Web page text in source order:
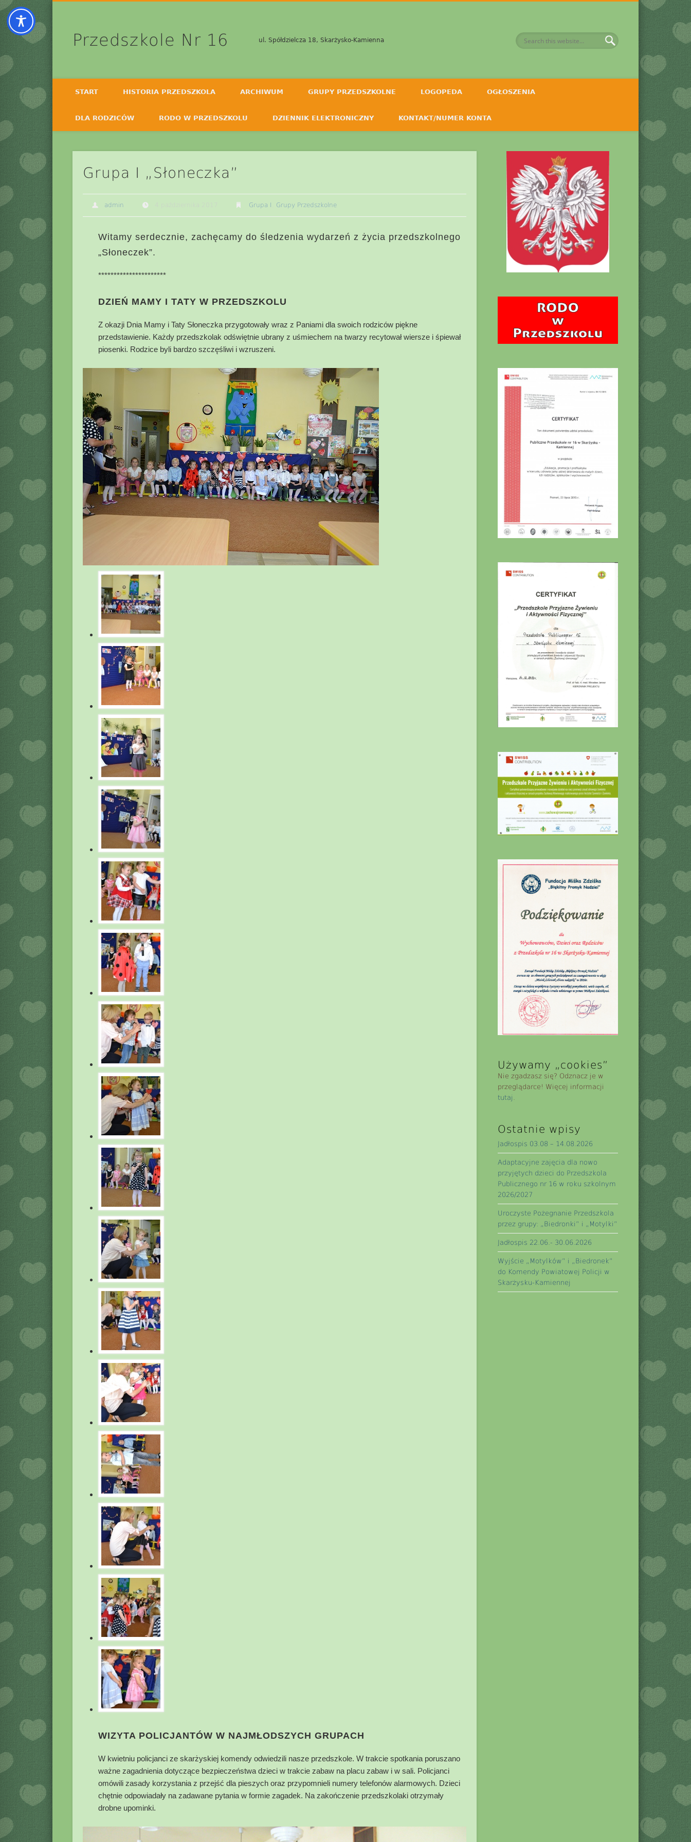
Przedszkole Nr 16 ul. Spółdzielcza 18, Skarżysko-Kamienna
START HISTORIA PRZEDSZKOLA ARCHIWUM GRUPY PRZEDSZKOLNE LOGOPEDA OGŁOSZENIA
DLA RODZICÓW RODO W PRZEDSZKOLU DZIENNIK ELEKTRONICZNY KONTAKT/NUMER KONTA
Grupa I „Słoneczka”
admin Grupa I Grupy Przedszkolne
Witamy serdecznie, zachęcamy do śledzenia wydarzeń z życia przedszkolnego
„Słoneczek”.
**********************
DZIEŃ MAMY I TATY W PRZEDSZKOLU
Z okazji Dnia Mamy i Taty Słoneczka przygotowały wraz z Paniami dla swoich rodziców piękne
przedstawienie. Każdy przedszkolak odświętnie ubrany z uśmiechem na twarzy recytował wiersze i śpiewał
piosenki. Rodzice byli bardzo szczęśliwi i wzruszeni.
WIZYTA POLICJANTÓW W NAJMŁODSZYCH GRUPACH
W kwietniu policjanci ze skarżyskiej komendy odwiedzili nasze przedszkole. W trakcie spotkania poruszano
ważne zagadnienia dotyczące bezpieczeństwa dzieci w trakcie zabaw na placu zabaw i w sali. Policjanci
omówili zasady korzystania z przejść dla pieszych oraz przypomnieli numery telefonów alarmowych. Dzieci
chętnie odpowiadały na zadawane pytania w formie zagadek. Na zakończenie przedszkolaki otrzymały
drobne upominki.
Używamy „cookies”
Nie zgadzasz się? Odznacz je w
przeglądarce! Więcej informacji
tutaj
Ostatnie wpisy
Jadłospis 03.08 – 14.08.2026
Adaptacyjne zajęcia dla nowo
przyjętych dzieci do Przedszkola
Publicznego nr 16 w roku szkolnym
2026/2027
Uroczyste Pożegnanie Przedszkola
przez grupy: „Biedronki” i „Motylki”
Jadłospis 22.06.- 30.06.2026
Wyjście „Motylków” i „Biedronek”
do Komendy Powiatowej Policji w
Skarżysku-Kamiennej